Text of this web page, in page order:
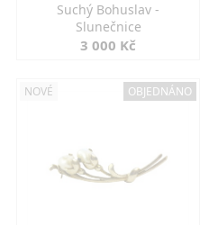
Suchý Bohuslav -
Slunečnice
3 000 Kč
NOVÉ OBJEDNÁNO